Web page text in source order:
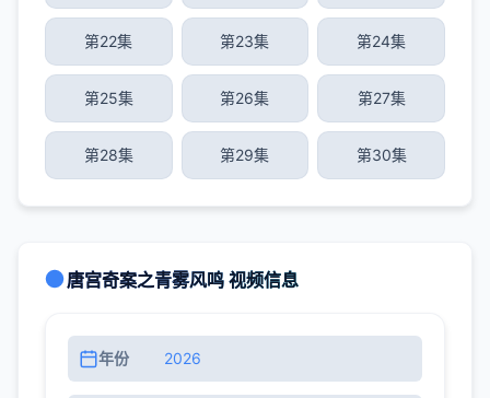
第22集 第23集 第24集
第25集 第26集 第27集
第28集 第29集 第30集
唐宫奇案之青雾风鸣 视频信息
年份 2026